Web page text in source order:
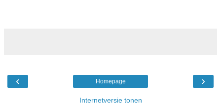
‹ ›
Homepage
Internetversie tonen